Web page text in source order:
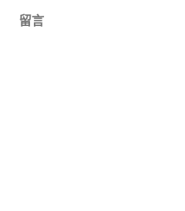
留言